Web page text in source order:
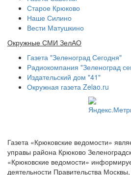
Старое Крюково
Наше Силино
Вести Матушкино
Окружные СМИ ЗелАО
Газета "Зеленоград Сегодня"
Радиокомпания "Зеленоград
Издательский дом "41"
Окружная газета Zelao.ru
Газета «Крюковские ведомости»
управы района Крюково
«Крюковские ведомости»
деятельности Правительства